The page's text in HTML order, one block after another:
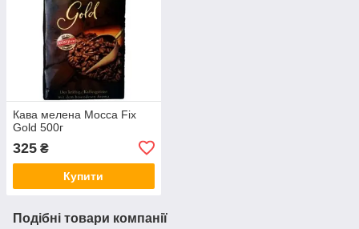
Кава мелена Mocca Fix
Gold 500г
325 ₴
Купити
Подібні товари компанії